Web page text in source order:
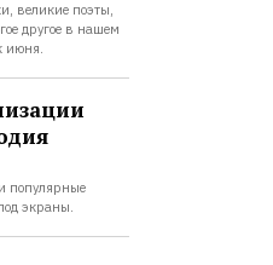
великие поэты,
другое в нашем
июня.
популярные
экраны.